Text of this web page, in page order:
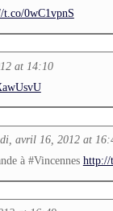
t.co/0wC1vpnS
at 14:10
avril 16, 2012 at
à #Vincennes http://